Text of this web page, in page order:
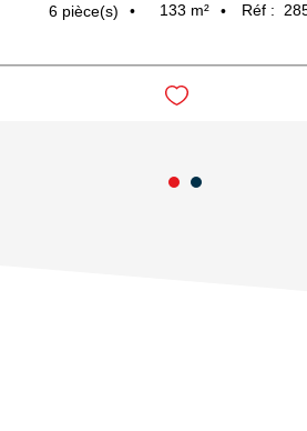
6 pièce(s) 133 m² Réf :